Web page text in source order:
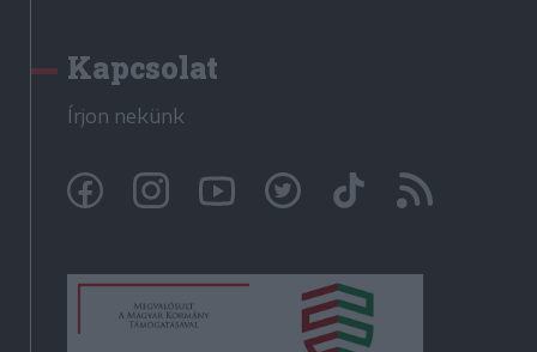
Kapcsolat
Írjon nekünk